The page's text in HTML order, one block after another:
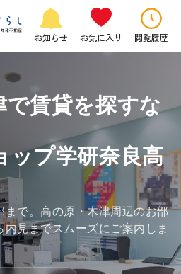
お知らせ お気に入り 閲覧履歴
で賃貸を探すな
ップ学研奈良高
まで。高の原・木津周辺のお部
見までスムーズにご案内しま